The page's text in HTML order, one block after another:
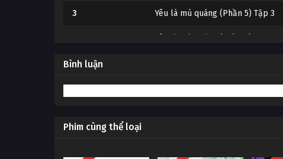
3 Yêu là mù quáng (Phần 5) Tập 3
1
Bình luận
Phim cùng thể loại